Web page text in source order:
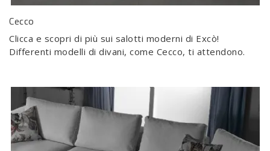
Cecco
Clicca e scopri di più sui salotti moderni di Excò!
Differenti modelli di divani, come Cecco, ti attendono.